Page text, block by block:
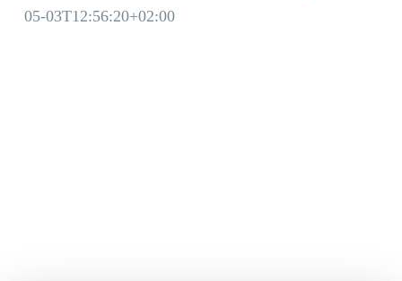
05-03T12:56:20+02:00